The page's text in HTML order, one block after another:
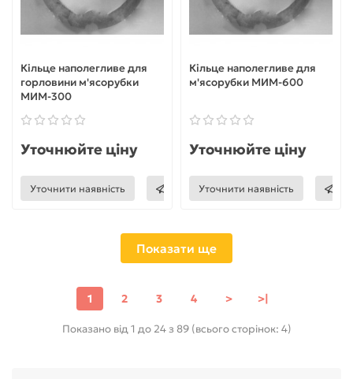
Кільце наполегливе для
горловини м'ясорубки
МИМ-300
Уточнюйте ціну
Уточнити наявність
Кільце наполегливе для
м'ясорубки МИМ-600
Уточнюйте ціну
Уточнити наявність
Показати ще
1 2 3 4 > >|
Показано від 1 до 24 з 89 (всього сторінок: 4)